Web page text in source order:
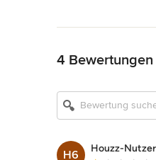
4
H6
Houzz-